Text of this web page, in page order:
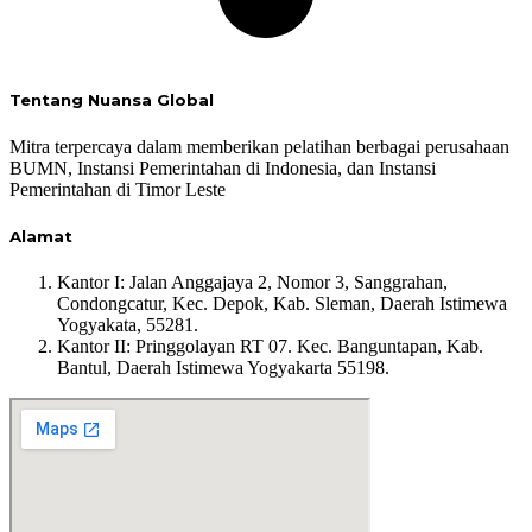
Tentang Nuansa Global
Mitra terpercaya dalam memberikan pelatihan berbagai perusahaan
BUMN, Instansi Pemerintahan di Indonesia, dan Instansi
Pemerintahan di Timor Leste
Alamat
Kantor I: Jalan Anggajaya 2, Nomor 3, Sanggrahan,
Condongcatur, Kec. Depok, Kab. Sleman, Daerah Istimewa
Yogyakata, 55281.
Kantor II: Pringgolayan RT 07. Kec. Banguntapan, Kab.
Bantul, Daerah Istimewa Yogyakarta 55198.